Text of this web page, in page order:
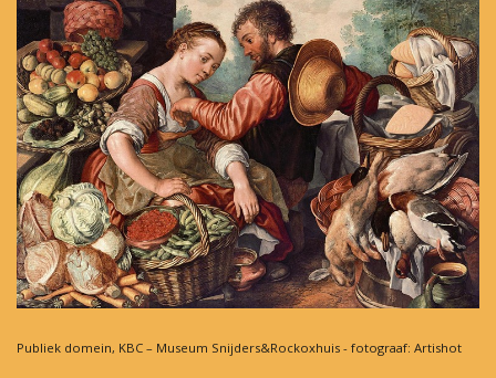
Publiek domein, KBC – Museum Snijders&Rockoxhuis - fotograaf: Artishot